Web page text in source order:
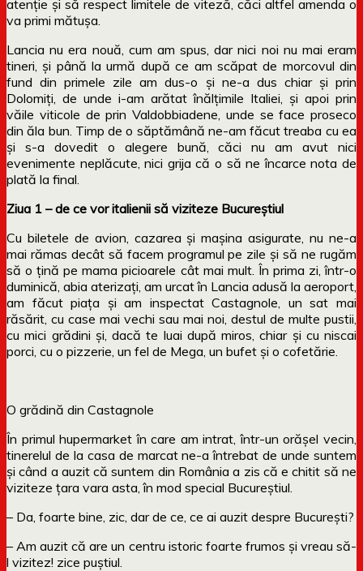
atenție și să respect limitele de viteză, căci altfel amenda o
va primi mătușa.
Lancia nu era nouă, cum am spus, dar nici noi nu mai eram
tineri, și până la urmă după ce am scăpat de morcovul din
fund din primele zile am dus-o și ne-a dus chiar și prin
Dolomiți, de unde i-am arătat înălțimile Italiei, și apoi prin
văile viticole de prin Valdobbiadene, unde se face proseco
din ăla bun. Timp de o săptămână ne-am făcut treaba cu ea
și s-a dovedit o alegere bună, căci nu am avut nici
evenimente neplăcute, nici grija că o să ne încarce nota de
plată la final.
Ziua 1 – de ce vor italienii să viziteze Bucureștiul
Cu biletele de avion, cazarea și mașina asigurate, nu ne-a
mai rămas decât să facem programul pe zile și să ne rugăm
să o țină pe mama picioarele cât mai mult. În prima zi, într-o
duminică, abia aterizați, am urcat în Lancia adusă la aeroport,
am făcut piața și am inspectat Castagnole, un sat mai
răsărit, cu case mai vechi sau mai noi, destul de multe pustii,
cu mici grădini și, dacă te luai după miros, chiar și cu niscai
porci, cu o pizzerie, un fel de Mega, un bufet și o cofetărie.
O grădină din Castagnole
În primul hupermarket în care am intrat, într-un orășel vecin,
tinerelul de la casa de marcat ne-a întrebat de unde suntem
și când a auzit că suntem din România a zis că e chitit să ne
viziteze țara vara asta, în mod special Bucureștiul.
– Da, foarte bine, zic, dar de ce, ce ai auzit despre București?
– Am auzit că are un centru istoric foarte frumos și vreau să-
l vizitez! zice puștiul.